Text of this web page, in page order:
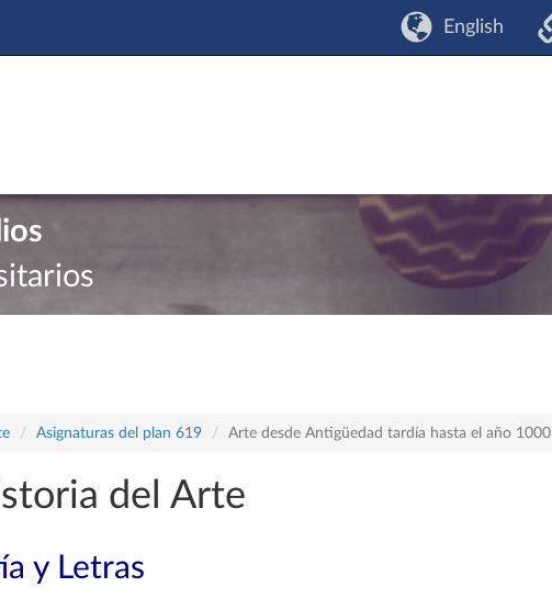
English
Asignaturas del plan 619 Arte desde Antigüedad tardía hasta el año 1000
del Arte
y Letras